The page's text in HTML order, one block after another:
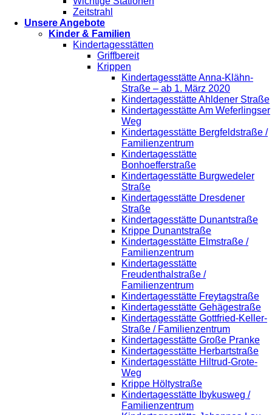
Zeitstrahl
Unsere Angebote
Kinder & Familien
Kindertagesstätten
Griffbereit
Krippen
Kindertagesstätte Anna-Klähn-
Straße – ab 1. März 2020
Kindertagesstätte Ahldener Straße
Kindertagesstätte Am Weferlingser
Weg
Kindertagesstätte Bergfeldstraße /
Familienzentrum
Kindertagesstätte
Bonhoefferstraße
Kindertagesstätte Burgwedeler
Straße
Kindertagesstätte Dresdener
Straße
Kindertagesstätte Dunantstraße
Krippe Dunantstraße
Kindertagesstätte Elmstraße /
Familienzentrum
Kindertagesstätte
Freudenthalstraße /
Familienzentrum
Kindertagesstätte Freytagstraße
Kindertagesstätte Gehägestraße
Kindertagesstätte Gottfried-Keller-
Straße / Familienzentrum
Kindertagesstätte Große Pranke
Kindertagesstätte Herbartstraße
Kindertagesstätte Hiltrud-Grote-
Weg
Krippe Höltystraße
Kindertagesstätte Ibykusweg /
Familienzentrum